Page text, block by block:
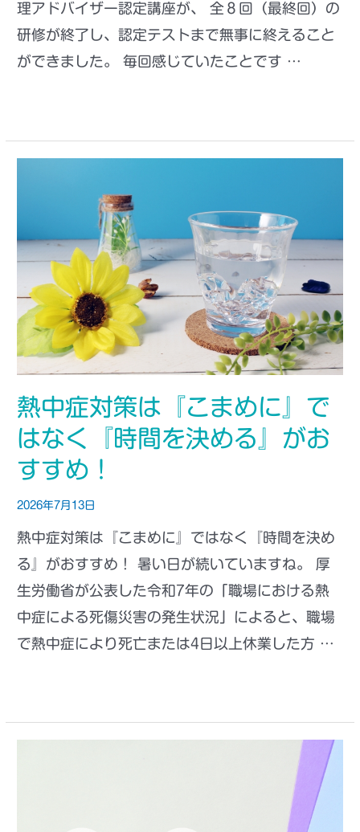
理アドバイザー認定講座が、 全８回（最終回）の
研修が終了し、認定テストまで無事に終えること
ができました。 毎回感じていたことです …
熱中症対策は『こまめに』で
はなく『時間を決める』がお
すすめ！
2026年7月13日
熱中症対策は『こまめに』ではなく『時間を決め
る』がおすすめ！ 暑い日が続いていますね。 厚
生労働省が公表した令和7年の「職場における熱
中症による死傷災害の発生状況」によると、職場
で熱中症により死亡または4日以上休業した方 …